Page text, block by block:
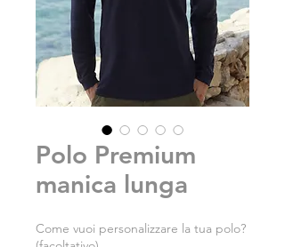
Polo Premium
manica lunga
Come vuoi personalizzare la tua polo?